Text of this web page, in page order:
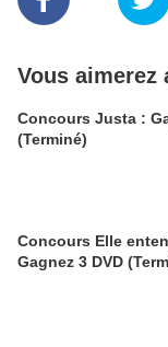
Vous aimerez
Concours Justa :
(Terminé)
Concours Elle
Gagnez 3 DVD